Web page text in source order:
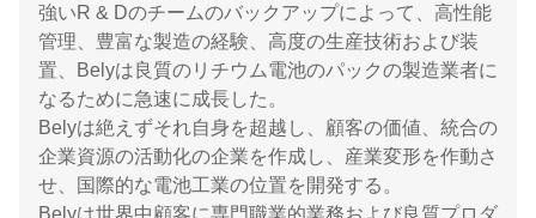
強いR & Dのチームのバックアップによって、高性能
管理、豊富な製造の経験、高度の生産技術および装
置、Belyは良質のリチウム電池のパックの製造業者に
なるために急速に成長した。
Belyは絶えずそれ自身を超越し、顧客の価値、統合の
企業資源の活動化の企業を作成し、産業変形を作動さ
せ、国際的な電池工業の位置を開発する。
Belyは世界中顧客に専門職業的業務および良質プロダ